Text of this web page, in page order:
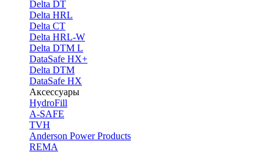
Delta DT
Delta HRL
Delta CT
Delta HRL-W
Delta DTM L
DataSafe HX+
Delta DTM
DataSafe HX
Аксессуары
HydroFill
A-SAFE
TVH
Anderson Power Products
REMA